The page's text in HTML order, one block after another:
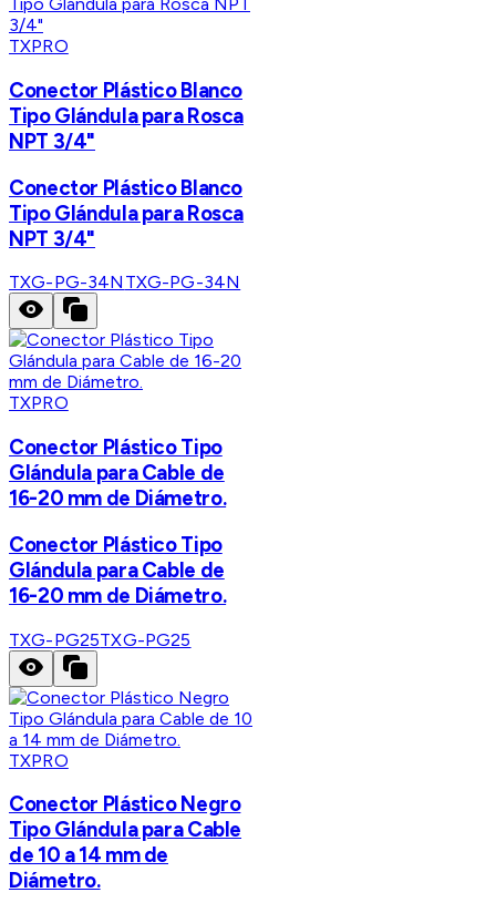
TXPRO
Conector Plástico Blanco
Tipo Glándula para Rosca
NPT 3/4"
Conector Plástico Blanco
Tipo Glándula para Rosca
NPT 3/4"
TXG-PG-34N TXG-PG-34N
TXPRO
Conector Plástico Tipo
Glándula para Cable de
16-20 mm de Diámetro.
Conector Plástico Tipo
Glándula para Cable de
16-20 mm de Diámetro.
TXG-PG25TXG-PG25
TXPRO
Conector Plástico Negro
Tipo Glándula para Cable
de 10 a 14 mm de
Diámetro.